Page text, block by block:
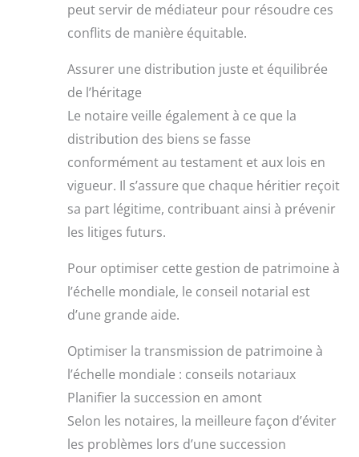
peut servir de médiateur pour résoudre ces
conflits de manière équitable.
Assurer une distribution juste et équilibrée
de l’héritage
Le notaire veille également à ce que la
distribution des biens se fasse
conformément au testament et aux lois en
vigueur. Il s’assure que chaque héritier reçoit
sa part légitime, contribuant ainsi à prévenir
les litiges futurs.
Pour optimiser cette gestion de patrimoine à
l’échelle mondiale, le conseil notarial est
d’une grande aide.
Optimiser la transmission de patrimoine à
l’échelle mondiale : conseils notariaux
Planifier la succession en amont
Selon les notaires, la meilleure façon d’éviter
les problèmes lors d’une succession